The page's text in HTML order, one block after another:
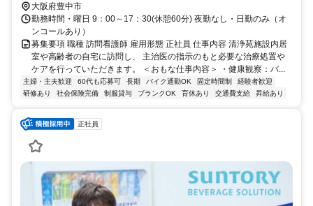
分 OsakaMetro御堂筋線 「江坂駅」より車で11分
大阪府豊中市
勤務時間・曜日 9：00～17：30(休憩60分) 夜勤なし・日勤のみ（オ
ンコールあり）
募集要項 職種 訪問看護師 雇用形態 正社員 仕事内容 清浄苑施設内居
室や高齢者の自宅に訪問し、 主治医の指示のもと必要な治療処置や
ケアを行っていただきます。 ＜おもな仕事内容＞ ・健康観察：バ...
主婦・主夫歓迎 60代も応募可 長期 バイク通勤OK 固定時間制
経験者歓迎
研修あり
社会保険完備 制服貸与 ブランクOK 育休あり 交通費支給 昇給あり
正社員